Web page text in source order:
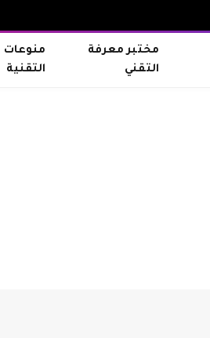
مختبر معرفة
التقني
منوعات
التقنية